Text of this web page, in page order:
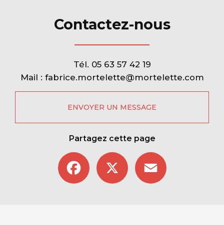
Contactez-nous
Tél. 05 63 57 42 19
Mail : fabrice.mortelette@mortelette.com
ENVOYER UN MESSAGE
Partagez cette page
Facebook